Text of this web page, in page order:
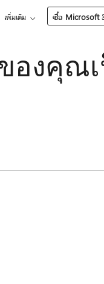
เพิ่มเติม ซื้อ Microsoft
องคุณ